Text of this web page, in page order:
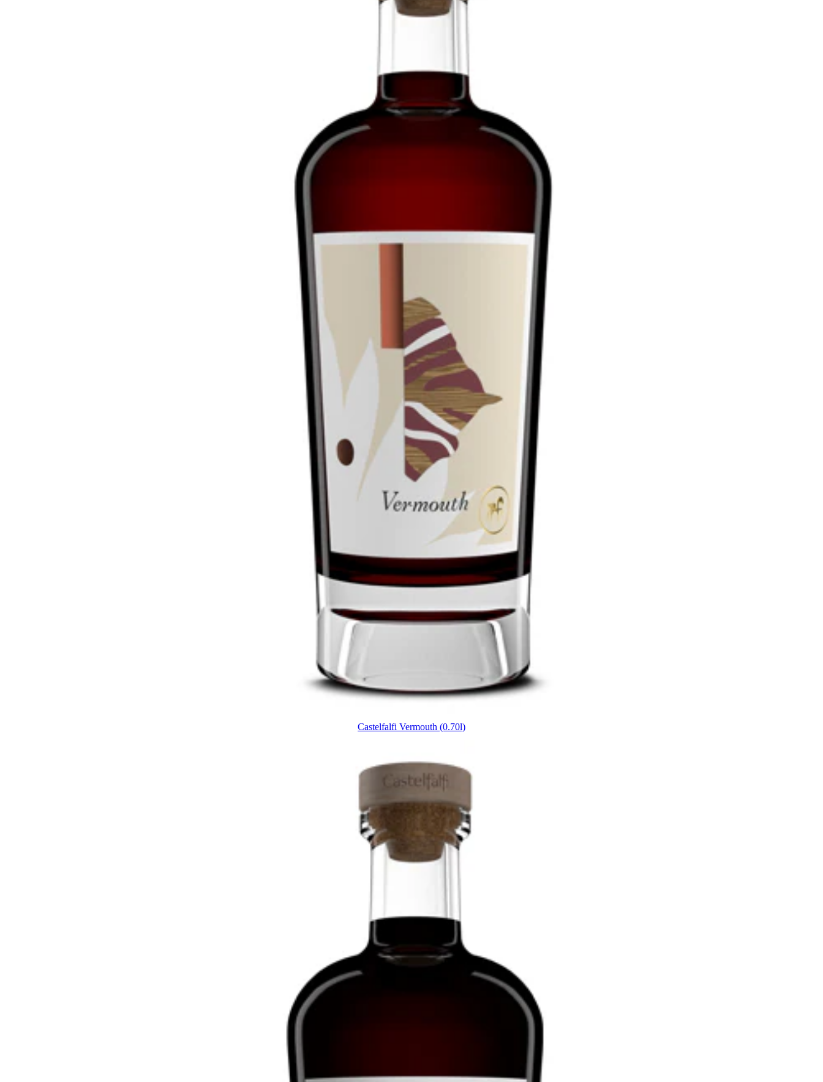
Castelfalfi Vermouth (0.70l)